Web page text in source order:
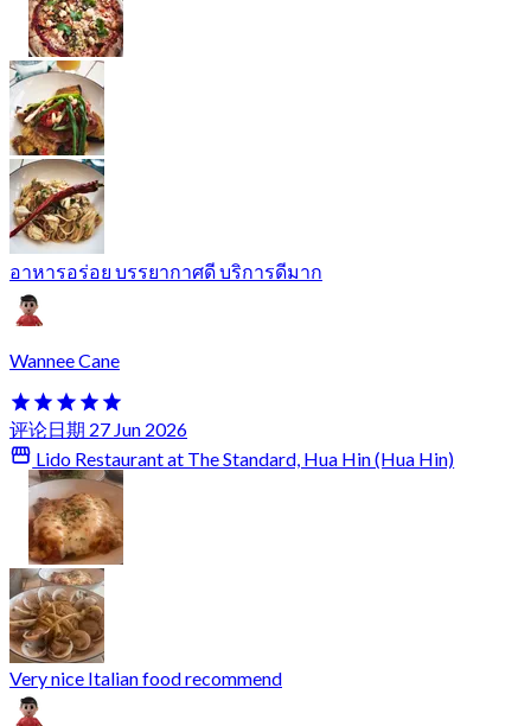
อาหารอร่อย บรรยากาศดี บริการดีมาก
Wannee Cane
评论日期 27 Jun 2026
Lido Restaurant at The Standard, Hua Hin (Hua Hin)
Very nice Italian food recommend